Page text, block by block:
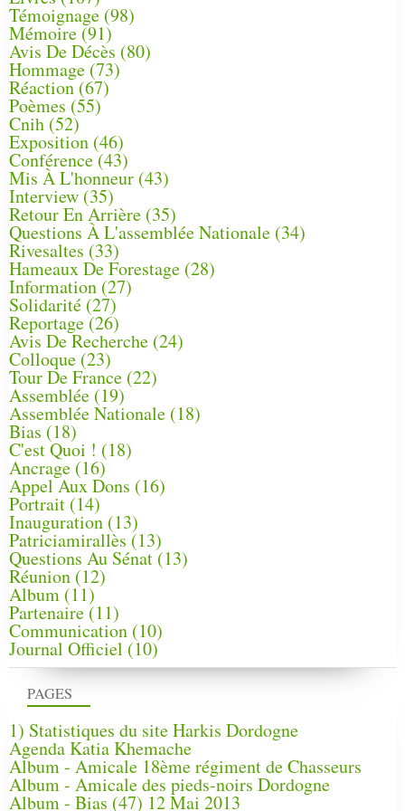
PAGES
1) Statistiques du site Harkis Dordogne
Agenda Katia Khemache
Album - Amicale 18ème régiment de Chasseurs
Album - Amicale des pieds-noirs Dordogne
Album - Bias (47) 12 Mai 2013
Témoignage (98)
Mémoire (91)
Avis De Décès (80)
Hommage (73)
Réaction(67)
Poèmes (55)
Cnih (52)
Exposition (46)
Conférence(43)
Mis À L'honneur (43)
Interview (35)
Retour En Arrière (35)
Questions À L'assemblée Nationale (34)
Rivesaltes (33)
Hameaux De Forestage (28)
Information (27)
Solidarité (27)
Reportage(26)
Avis De Recherche (24)
Colloque (23)
Tour De France (22)
Assemblée (19)
Assemblée Nationale (18)
Bias (18)
C'est Quoi ! (18)
Ancrage (16)
Appel Aux Dons (16)
Portrait (14)
Inauguration (13)
Patriciamirallès (13)
Questions Au Sénat(13)
Réunion (12)
Album (11)
Partenaire(11)
Communication (10)
Journal Officiel (10)